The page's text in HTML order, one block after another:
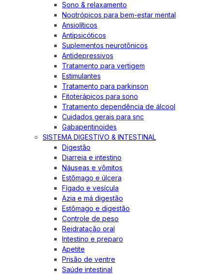
Sono & relaxamento
Nootrópicos para bem-estar mental
Ansiolíticos
Antipsicóticos
Suplementos neurotônicos
Antidepressivos
Tratamento para vertigem
Estimulantes
Tratamento para parkinson
Fitoterápicos para sono
Tratamento dependência de álcool
Cuidados gerais para snc
Gabapentinoides
SISTEMA DIGESTIVO & INTESTINAL
Digestão
Diarreia e intestino
Náuseas e vômitos
Estômago e úlcera
Fígado e vesícula
Azia e má digestão
Estômago e digestão
Controle de peso
Reidratação oral
Intestino e preparo
Apetite
Prisão de ventre
Saúde intestinal